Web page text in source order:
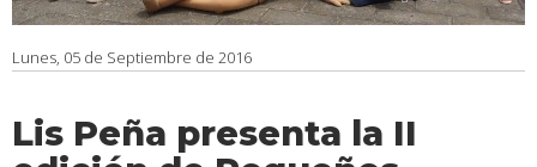
Lunes, 05 de Septiembre de 2016
Lis Peña presenta la II